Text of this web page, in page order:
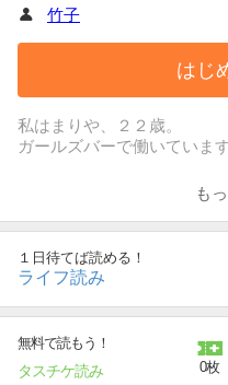
竹子
はじ
私はまりや、２２歳。
ガールズバーで働いていま
１杯２００円のドリンクバ
に、にこやかな営業スマ
こちらはお仕事で接してい
客さんがたくさん！
しつこく迫られたときは裏
店長がなりすまし返信！
その気にさせてお店で散財
留学（ウソ）でバイバイ！
は…！？
――ガールズバーの裏側を
も
１日待てば読める！
ライフ読み
無料で読もう！
タスチケ読み 0枚